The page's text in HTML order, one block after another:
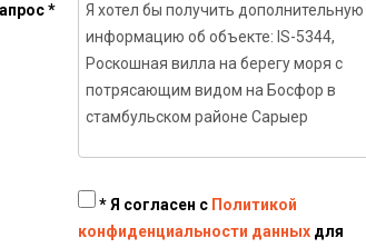
*
* Я согласен с Политикой
конфиденциальности данных для